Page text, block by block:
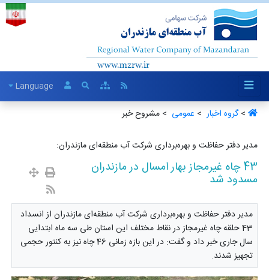
Language
>گروه اخبار ‏ > عمومی ‏ > مشروح خبر
مدیر دفتر حفاظت و بهره‌برداری شرکت آب منطقه‌ای مازندران:
43 چاه غیرمجاز بهار امسال در مازندران
مسدود شد
مدیر دفتر حفاظت و بهره‌برداری شرکت آب منطقه‌ای مازندران از انسداد
43 حلقه چاه غیرمجاز در نقاط مختلف این استان طی سه ماه ابتدایی
سال جاری خبر داد و گفت: در این بازه زمانی 46 چاه نیز به کنتور حجمی
تجهیز شدند.